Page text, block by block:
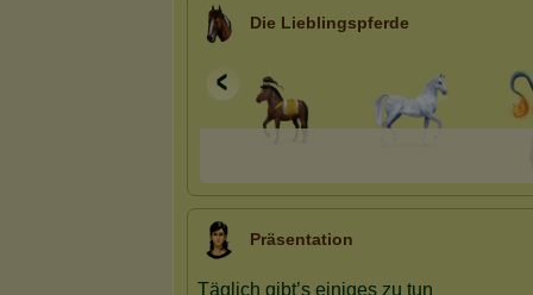
Die Lieblingspferde
Präsentation